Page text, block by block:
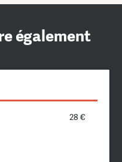
également
28 €